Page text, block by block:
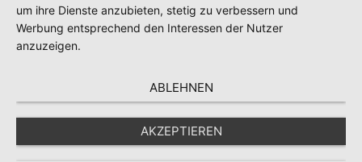
um ihre Dienste anzubieten, stetig zu verbessern und
Werbung entsprechend den Interessen der Nutzer
anzuzeigen.
ABLEHNEN
AKZEPTIEREN